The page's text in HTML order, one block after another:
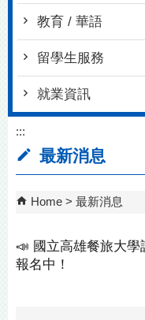
教育 / 華語
留學生服務
就業資訊
:::
最新消息
Home 最新消息
📣 國立高雄餐旅大
報名中！